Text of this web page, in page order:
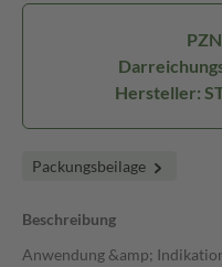
Hersteller:
Packungsbeilage
Beschreibung
Anwendung &amp;